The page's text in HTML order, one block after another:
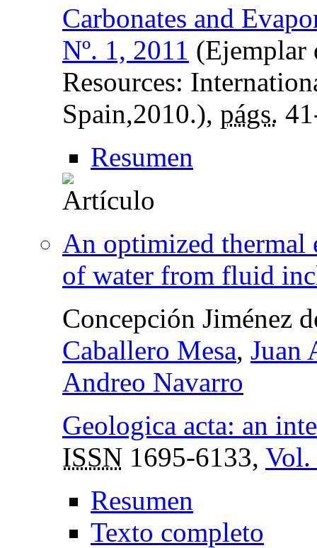
Carbonates and
Nº. 1, 2011 (Ejemplar
Resources:
Spain,2010.), págs.
Resumen
An optimized thermal
of water from fluid
Concepción Jiménez
Caballero Mesa, Juan
Andreo Navarro
Geologica acta: an
ISSN 1695-6133, Vol.
Resumen
Texto completo